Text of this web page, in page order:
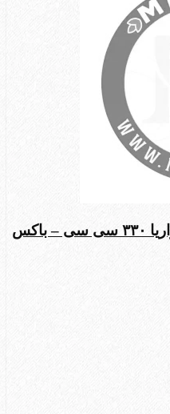
آبجو بدون الکل سیب باواریا ۳۳۰ سی سی – باکس